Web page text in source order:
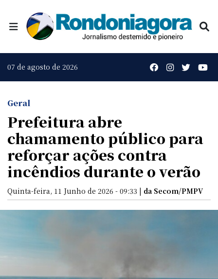
07 de agosto de 2026
Geral
Prefeitura abre
chamamento público para
reforçar ações contra
incêndios durante o verão
Quinta-feira, 11 Junho de 2026 - 09:33 | da Secom/PMPV